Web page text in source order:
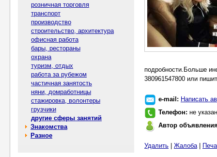
розничная торговля
транспорт
производство
строительство, архитектура
офисная работа
бары, рестораны
охрана
туризм, отдых
работа за рубежом
частичная занятость
няни, домработницы
стажировка, волонтеры
грузчики
другие сферы занятий
Знакомства
Разное
подробности.Больше
380961547800 или
e-mail: Написать
Телефон: не указан
Автор
Удалить Жалоба|